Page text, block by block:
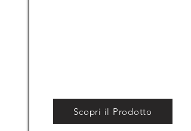
Scopri il Prodotto